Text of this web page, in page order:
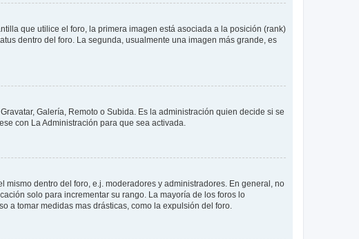
que utilice el foro, la primera imagen está asociada a la posición (rank)
dentro del foro. La segunda, usualmente una imagen más grande, es
Galería, Remoto o Subida. Es la administración quien decide si se
con La Administración para que sea activada.
dentro del foro, e.j. moderadores y administradores. En general, no
solo para incrementar su rango. La mayoría de los foros lo
a tomar medidas mas drásticas, como la expulsión del foro.